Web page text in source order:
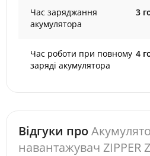
Час заряджання
акумулятора
3
Час роботи при повному
заряді акумулятора
4
Відгуки про
навантажувач ZIPPER